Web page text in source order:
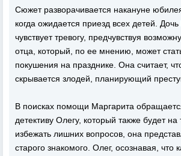
Сюжет разворачивается накануне
когда ожидается приезд всех детей.
чувствует тревогу, предчувствуя
отца, который, по ее мнению, может
покушения на празднике. Она считает,
скрывается злодей, планирующий
В поисках помощи Маргарита
детективу Олегу, который также будет
избежать лишних вопросов, она
старого знакомого. Олег, осознавая, что